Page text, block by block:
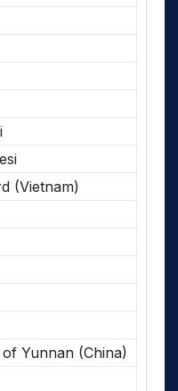
(Vietnam)
Yunnan (China)